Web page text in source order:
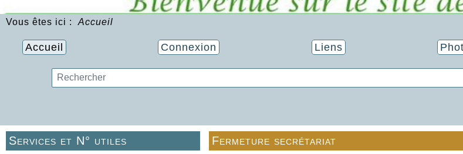
Vous êtes ici : Accueil
Accueil Connexion Liens
Services et N° utiles Fermeture secrétariat